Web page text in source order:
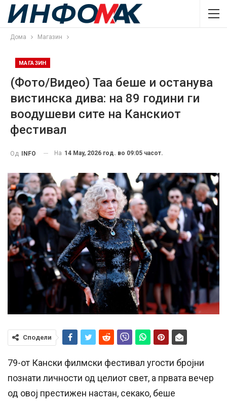
Дома Магазин
МАГАЗИН
(Фото/Видео) Таа беше и останува
вистинска дива: на 89 години ги
воодушеви сите на Канскиот
фестивал
Од INFO На 14 May, 2026 год. во 09:05 часот.
Сподели
79-от Кански филмски фестивал угости бројни
познати личности од целиот свет, а првата вечер
од овој престижен настан, секако, беше